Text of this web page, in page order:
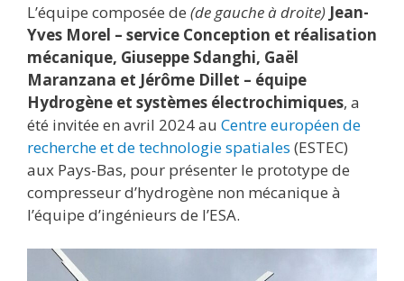
L’équipe composée de (de gauche à droite) Jean-
Yves Morel – service Conception et réalisation
mécanique, Giuseppe Sdanghi, Gaël
Maranzana et Jérôme Dillet – équipe
Hydrogène et systèmes électrochimiques, a
été invitée en avril 2024 au Centre européen de
recherche et de technologie spatiales (ESTEC)
aux Pays-Bas, pour présenter le prototype de
compresseur d’hydrogène non mécanique à
l’équipe d’ingénieurs de l’ESA.